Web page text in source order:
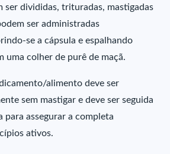
ser divididas, trituradas, mastigadas
ser administradas
se a cápsula e espalhando
uma colher de purê de maçã.
alimento deve ser
sem mastigar e deve ser seguida
para assegurar a completa
ativos.